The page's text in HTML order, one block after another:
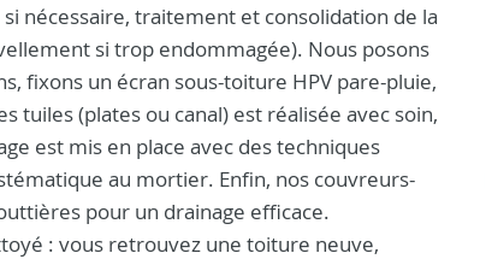
nécessaire, traitement et consolidation de la
si trop endommagée). Nous posons
fixons un écran sous-toiture HPV pare-pluie,
tuiles (plates ou canal) est réalisée avec soin,
est mis en place avec des techniques
au mortier. Enfin, nos couvreurs-
pour un drainage efficace.
: vous retrouvez une toiture neuve,